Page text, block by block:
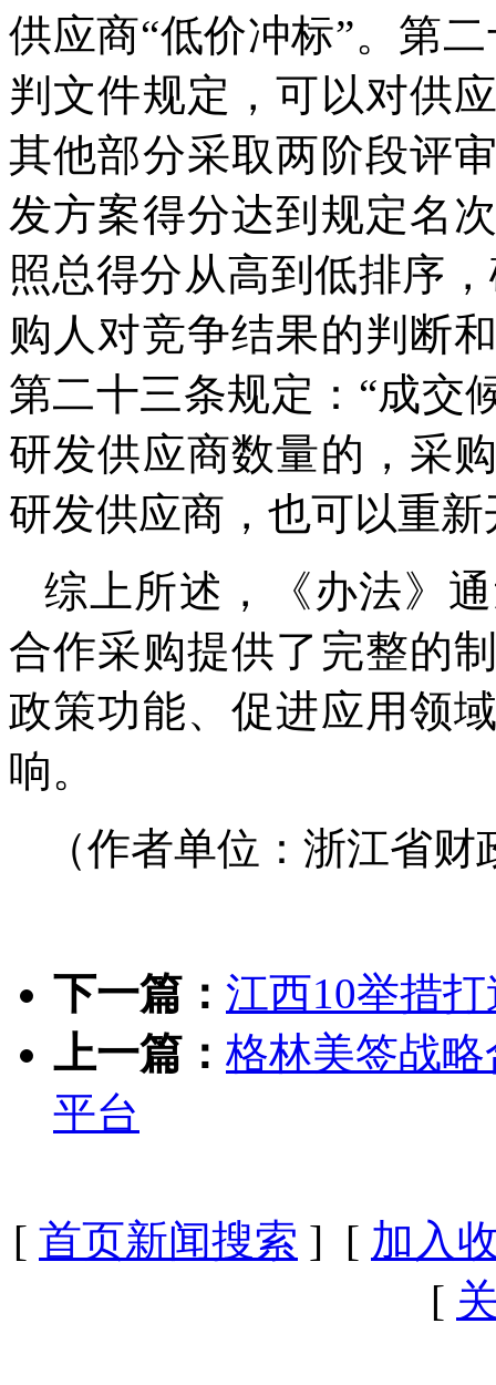
供应商“低价冲标”。第
判文件规定，可以对供
其他部分采取两阶段评
发方案得分达到规定名
照总得分从高到低排序
购人对竞争结果的判断
第二十三条规定：“成交
研发供应商数量的，采
研发供应商，也可以重
综上所述，《办法》
合作采购提供了完整的
政策功能、促进应用领
响。
（作者单位：浙江省财
下一篇： 江西10举措
上一篇： 格林美签战
平台
[ 首页新闻搜索 ] [ 加入
[